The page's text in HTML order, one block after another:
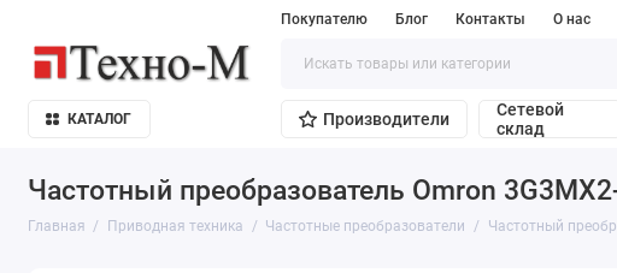
Покупателю Блог Контакты О нас
КАТАЛОГ Производители
Сетевой
склад
Частотный преобразователь Omron
Главная Приводная техника Частотные преобразователи Частотный